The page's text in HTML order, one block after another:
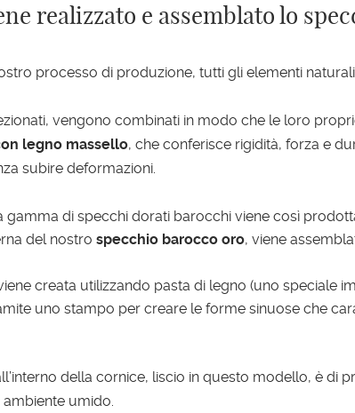
realizzato e assemblato lo
processo di produzione, tutti gli elementi
vengono combinati in modo che le loro
legno massello, che conferisce rigidità, forza e
subire deformazioni.
gamma di specchi dorati barocchi viene così
del nostrospecchio barocco oro, viene
creata utilizzando pasta di legno (uno speciale
uno stampo per creare le forme sinuose che
della cornice, liscio in questo modello, è
umido.